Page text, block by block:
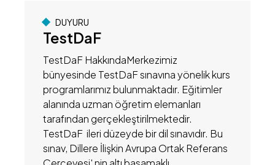
DUYURU
TestDaF
TestDaF HakkındaMerkezimiz
bünyesinde TestDaF sınavına yönelik kurs
programlarımız bulunmaktadır. Eğitimler
alanında uzman öğretim elemanları
tarafından gerçekleştirilmektedir.
TestDaF ileri düzeyde bir dil sınavıdır. Bu
sınav, Dillere İlişkin Avrupa Ortak Referans